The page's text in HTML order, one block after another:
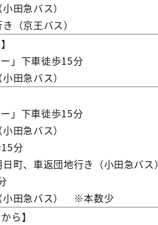
急バス）
京王バス）
」下車徒歩15分
急バス）
」下車徒歩15分
急バス）
分
、車返団地行き（小田急バス）
田急バス） ※本数少
ら】